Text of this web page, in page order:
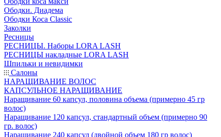
Ободки. Диадема
Ободки Коса Classic
Заколки
Ресницы
РЕСНИЦЫ. Наборы LORA LASH
РЕСНИЦЫ накладные LORA LASH
Шпильки и невидимки
Салоны
НАРАЩИВАНИЕ ВОЛОС
КАПСУЛЬНОЕ НАРАЩИВАНИЕ
Наращивание 60 капсул, половина объема (примерно 45 гр
волос)
Наращивание 120 капсул, стандартный объем (примерно 90
гр. волос)
Наращивание 240 капсул (двойной объем 180 гр волос)